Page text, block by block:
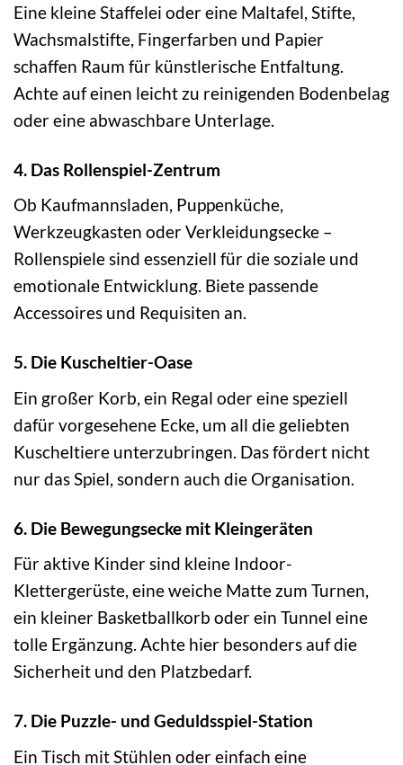
Eine kleine Staffelei oder eine Maltafel, Stifte,
Wachsmalstifte, Fingerfarben und Papier
schaffen Raum für künstlerische Entfaltung.
Achte auf einen leicht zu reinigenden Bodenbelag
oder eine abwaschbare Unterlage.
4. Das Rollenspiel-Zentrum
Ob Kaufmannsladen, Puppenküche,
Werkzeugkasten oder Verkleidungsecke –
Rollenspiele sind essenziell für die soziale und
emotionale Entwicklung. Biete passende
Accessoires und Requisiten an.
5. Die Kuscheltier-Oase
Ein großer Korb, ein Regal oder eine speziell
dafür vorgesehene Ecke, um all die geliebten
Kuscheltiere unterzubringen. Das fördert nicht
nur das Spiel, sondern auch die Organisation.
6. Die Bewegungsecke mit Kleingeräten
Für aktive Kinder sind kleine Indoor-
Klettergerüste, eine weiche Matte zum Turnen,
ein kleiner Basketballkorb oder ein Tunnel eine
tolle Ergänzung. Achte hier besonders auf die
Sicherheit und den Platzbedarf.
7. Die Puzzle- und Geduldsspiel-Station
Ein Tisch mit Stühlen oder einfach eine